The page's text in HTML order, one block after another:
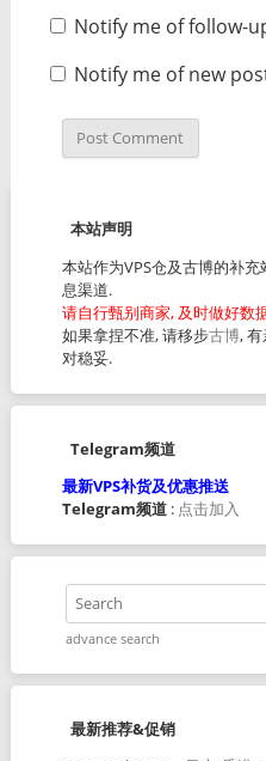
Notify me of follow-
Notify me of new
本站声明
本站作为VPS仓及古博的补
息渠道.
请自行甄别商家, 及时做好数
如果拿捏不准, 请移步古博,
对稳妥.
Telegram频道
最新VPS补货及优惠推送
Telegram频道: 点击加入
advance search
最新推荐&促销